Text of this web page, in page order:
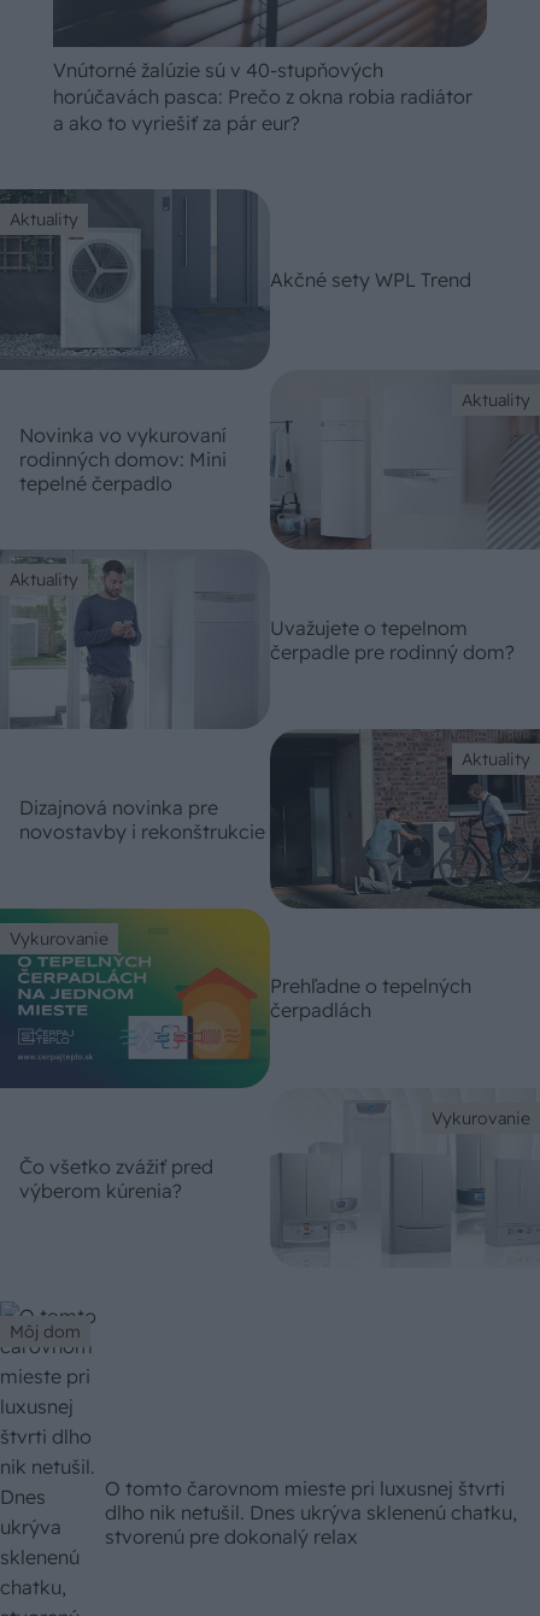
Vnútorné žalúzie sú v 40-stupňových
horúčavách pasca: Prečo z okna robia radiátor
a ako to vyriešiť za pár eur?
Aktuality
Akčné sety WPL Trend
Aktuality
Novinka vo vykurovaní
rodinných domov: Mini
tepelné čerpadlo
Aktuality
Uvažujete o tepelnom
čerpadle pre rodinný dom?
Aktuality
Dizajnová novinka pre
novostavby i rekonštrukcie
Vykurovanie
Prehľadne o tepelných
čerpadlách
Vykurovanie
Čo všetko zvážiť pred
výberom kúrenia?
Môj dom
O tomto čarovnom mieste pri luxusnej štvrti
dlho nik netušil. Dnes ukrýva sklenenú chatku,
stvorenú pre dokonalý relax